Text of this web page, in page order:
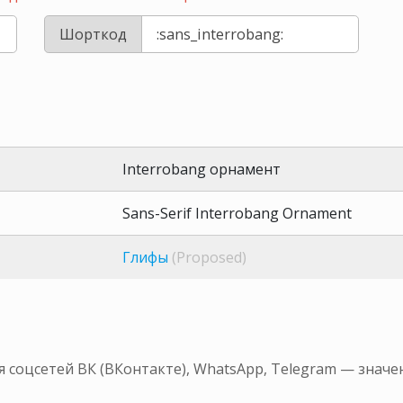
Шорткод
Interrobang орнамент
Sans-Serif Interrobang Ornament
Глифы (Proposed)
ВК (ВКонтакте), WhatsApp, Telegram —